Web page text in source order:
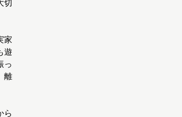
切
家
遊
っ
離
ら